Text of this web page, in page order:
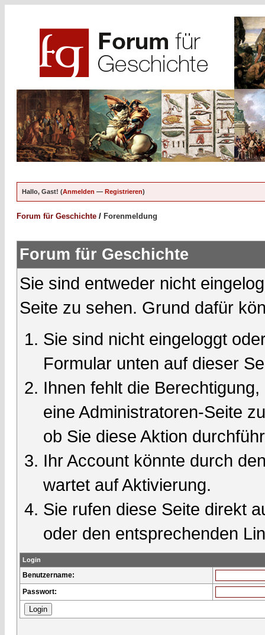
Hallo, Gast! (Anmelden — Registrieren)
Forum für Geschichte / Forenmeldung
Forum für Geschichte
Sie sind entweder nicht
Seite zu sehen. Grund dafür
Sie sind nicht eingeloggt
Formular unten auf dieser
Ihnen fehlt die
eine Administratoren-Seite
ob Sie diese Aktion
Ihr Account könnte durch
wartet auf Aktivierung.
Sie rufen diese Seite direkt
oder den entsprechenden
Login
Benutzername:
Passwort: